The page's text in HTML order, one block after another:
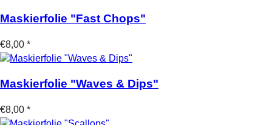
Maskierfolie "Fast Chops"
€8,00 *
Maskierfolie "Waves & Dips"
€8,00 *